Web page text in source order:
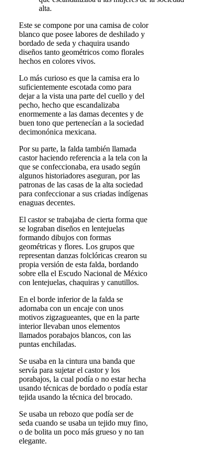
alta.
Este se compone por una camisa de color
blanco que posee labores de deshilado y
bordado de seda y chaquira usando
diseños tanto geométricos como florales
hechos en colores vivos.
Lo más curioso es que la camisa era lo
suficientemente escotada como para
dejar a la vista una parte del cuello y del
pecho, hecho que escandalizaba
enormemente a las damas decentes y de
buen tono que pertenecían a la sociedad
decimonónica mexicana.
Por su parte, la falda también llamada
castor haciendo referencia a la tela con la
que se confeccionaba, era usado según
algunos historiadores aseguran, por las
patronas de las casas de la alta sociedad
para confeccionar a sus criadas indígenas
enaguas decentes.
El castor se trabajaba de cierta forma que
se lograban diseños en lentejuelas
formando dibujos con formas
geométricas y flores. Los grupos que
representan danzas folclóricas crearon su
propia versión de esta falda, bordando
sobre ella el Escudo Nacional de México
con lentejuelas, chaquiras y canutillos.
En el borde inferior de la falda se
adornaba con un encaje con unos
motivos zigzagueantes, que en la parte
interior llevaban unos elementos
llamados porabajos blancos, con las
puntas enchiladas.
Se usaba en la cintura una banda que
servía para sujetar el castor y los
porabajos, la cual podía o no estar hecha
usando técnicas de bordado o podía estar
tejida usando la técnica del brocado.
Se usaba un rebozo que podía ser de
seda cuando se usaba un tejido muy fino,
o de bolita un poco más grueso y no tan
elegante.